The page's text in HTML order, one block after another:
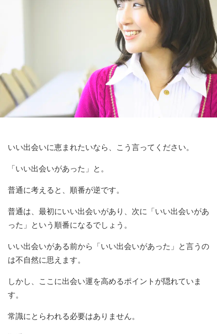
いい出会いに恵まれたいなら、こう言ってください。
「いい出会いがあった」と。
普通に考えると、順番が逆です。
普通は、最初にいい出会いがあり、次に「いい出会いがあ
った」という順番になるでしょう。
いい出会いがある前から「いい出会いがあった」と言うの
は不自然に思えます。
しかし、ここに出会い運を高めるポイントが隠れていま
す。
常識にとらわれる必要はありません。